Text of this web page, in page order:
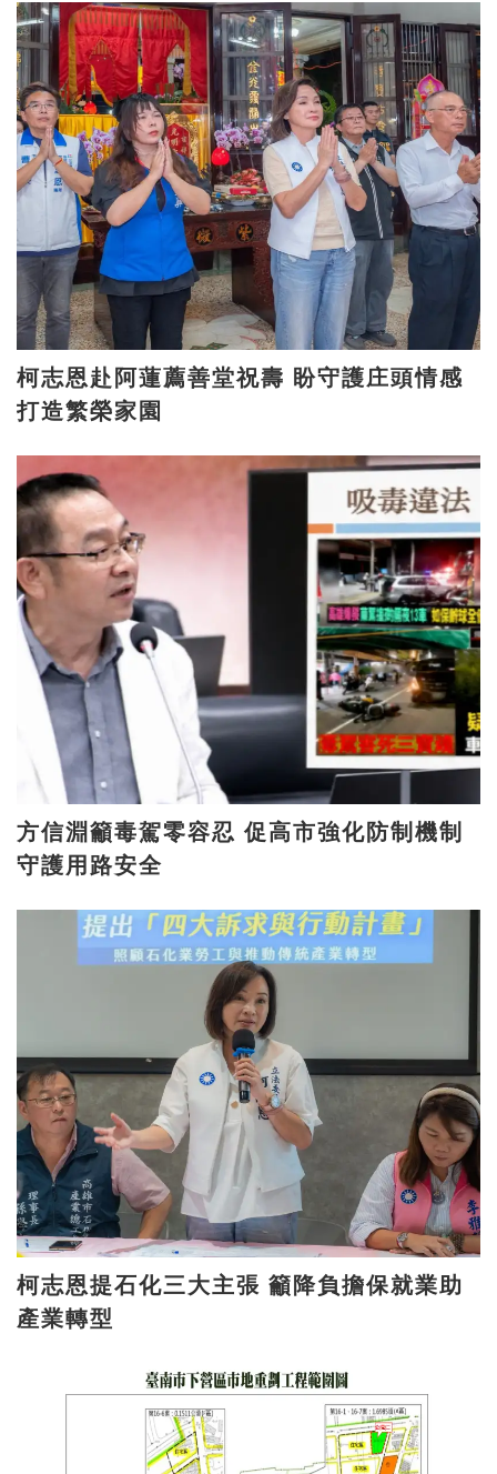
柯志恩赴阿蓮薦善堂祝壽 盼守護庄頭情感
打造繁榮家園
方信淵籲毒駕零容忍 促高市強化防制機制
守護用路安全
柯志恩提石化三大主張 籲降負擔保就業助
產業轉型